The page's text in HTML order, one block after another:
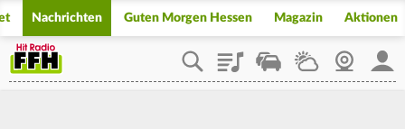
Nachrichten Guten Morgen Hessen Magazin Aktionen
PlaylistStaupilotWetterWebcam